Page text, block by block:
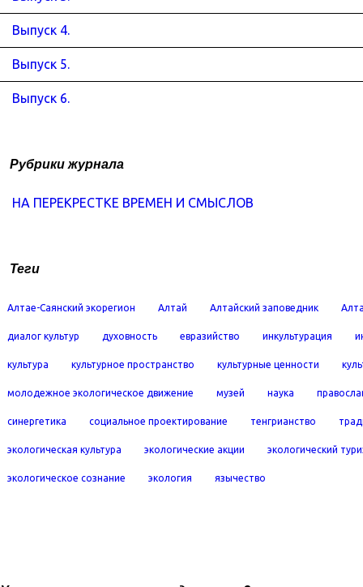
Выпуск 4.
Выпуск 5.
Выпуск 6.
Рубрики журнала
НА ПЕРЕКРЕСТКЕ ВРЕМЕН И СМЫСЛОВ
Теги
Алтае-Саянский экорегион Алтай Алтайский заповедник
диалог культур духовность евразийство инкультурация
культура культурное пространство культурные ценности
молодежное экологическое движение музей наука
синергетика социальное проектирование тенгрианство
экологическая культура экологические акции экологический
экологическое сознание экология язычество